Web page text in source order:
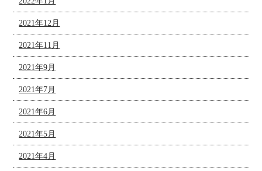
2021年12月
2021年11月
2021年9月
2021年7月
2021年6月
2021年5月
2021年4月